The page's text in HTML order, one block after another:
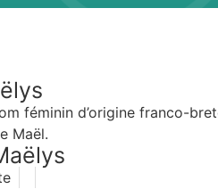
féminin d’origine franco-
Maël.